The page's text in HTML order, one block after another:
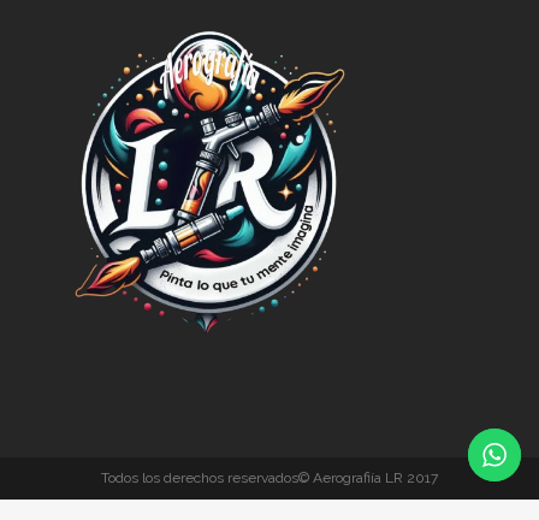
Todos los derechos reservados© Aerografiía LR 2017